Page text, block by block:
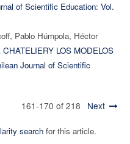
of Scientific Education: Vol.
Pablo Húmpola, Héctor
LOS MODELOS
Journal of Scientific
161-170 of 218 Next
searchfor this article.